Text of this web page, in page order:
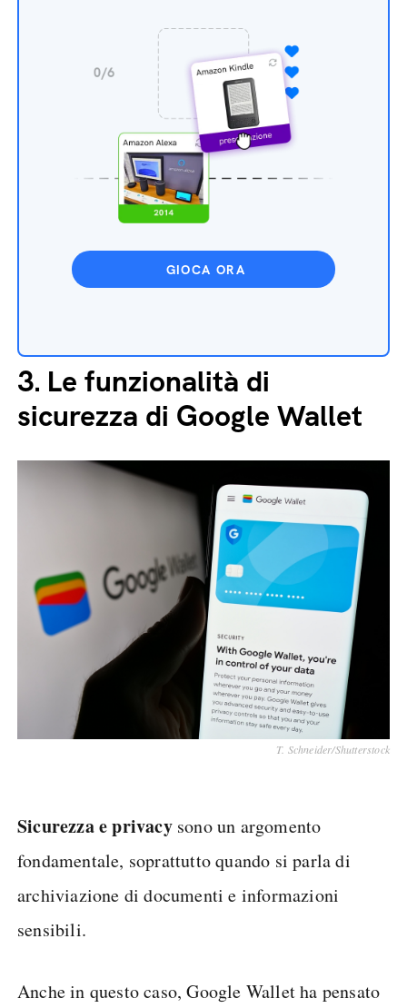
GIOCA ORA
3. Le funzionalità di
sicurezza di Google Wallet
T. Schneider/Shutterstock
Sicurezza e privacysono un argomento
fondamentale, soprattutto quando si parla di
archiviazione di documenti e informazioni
sensibili.
Anche in questo caso, Google Wallet ha pensato